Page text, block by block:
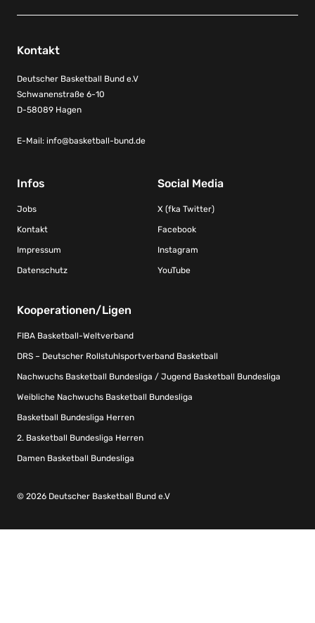
Kontakt
Deutscher Basketball Bund e.V
Schwanenstraße 6-10
D-58089 Hagen
E-Mail: info@basketball-bund.de
Infos
Jobs
Kontakt
Impressum
Datenschutz
Social Media
X (fka Twitter)
Facebook
Instagram
YouTube
Kooperationen/Ligen
FIBA Basketball-Weltverband
DRS – Deutscher Rollstuhlsportverband Basketball
Nachwuchs Basketball Bundesliga / Jugend Basketball Bundesliga
Weibliche Nachwuchs Basketball Bundesliga
Basketball Bundesliga Herren
2. Basketball Bundesliga Herren
Damen Basketball Bundesliga
© 2026 Deutscher Basketball Bund e.V